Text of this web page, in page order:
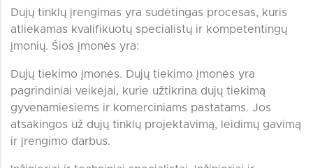
Dujų tinklų įrengimas yra sudėtingas procesas, kuris
atliekamas kvalifikuotų specialistų ir kompetentingų
įmonių. Šios įmonės yra:
Dujų tiekimo įmonės. Dujų tiekimo įmonės yra
pagrindiniai veikėjai, kurie užtikrina dujų tiekimą
gyvenamiesiems ir komerciniams pastatams. Jos
atsakingos už dujų tinklų projektavimą, leidimų gavimą
ir įrengimo darbus.